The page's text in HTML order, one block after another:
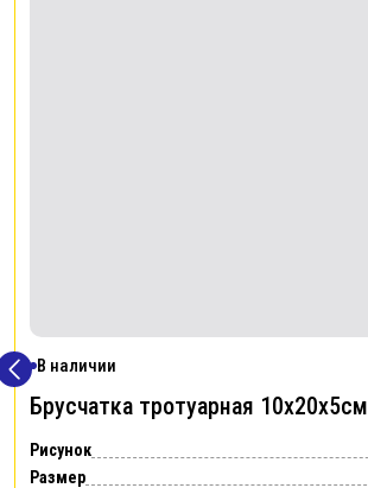
В наличии
Брусчатка тротуарная 10х20х5см
Рисунок
Размер